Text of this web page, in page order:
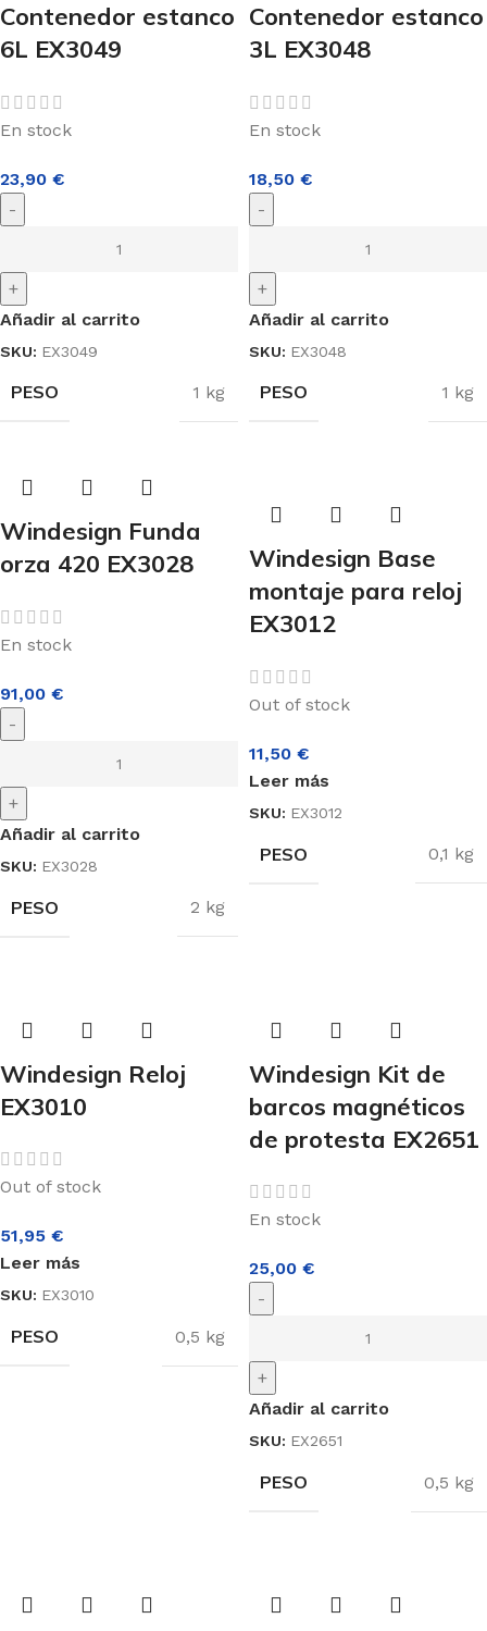
Contenedor estanco
6L EX3049
En stock
23,90 €
-
+
Añadir al carrito
SKU: EX3049
PESO 1 kg
Contenedor estanco
3L EX3048
En stock
18,50 €
-
+
Añadir al carrito
SKU: EX3048
PESO 1 kg
Windesign Funda
orza 420 EX3028
En stock
91,00 €
-
+
Añadir al carrito
SKU: EX3028
PESO 2 kg
Windesign Base
montaje para reloj
EX3012
Out of stock
11,50 €
Leer más
SKU: EX3012
PESO 0,1 kg
Windesign Reloj
EX3010
Out of stock
51,95 €
Leer más
SKU: EX3010
PESO 0,5 kg
Windesign Kit de
barcos magnéticos
de protesta EX2651
En stock
25,00 €
-
+
Añadir al carrito
SKU: EX2651
PESO 0,5 kg